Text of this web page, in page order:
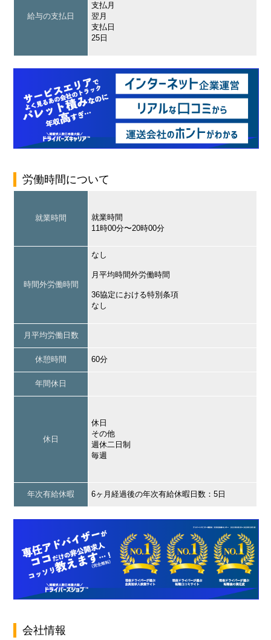
給与の支払日
支払月
翌月
支払日
25日
労働時間について
就業時間
就業時間
11時00分〜20時00分
時間外労働時間
なし
月平均時間外労働時間
36協定における特別条項
なし
月平均労働日数
休憩時間 60分
年間休日
休日
休日
その他
週休二日制
毎週
年次有給休暇 6ヶ月経過後の年次有給休暇日数：5日
会社情報